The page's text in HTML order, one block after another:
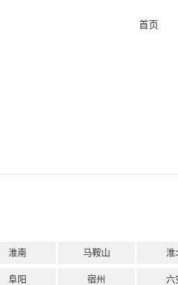
首页
淮南 马鞍山 淮
阜阳 宿州 六